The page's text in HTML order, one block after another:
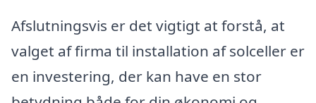
Afslutningsvis er det vigtigt at forstå, at
valget af firma til installation af solceller er
en investering, der kan have en stor